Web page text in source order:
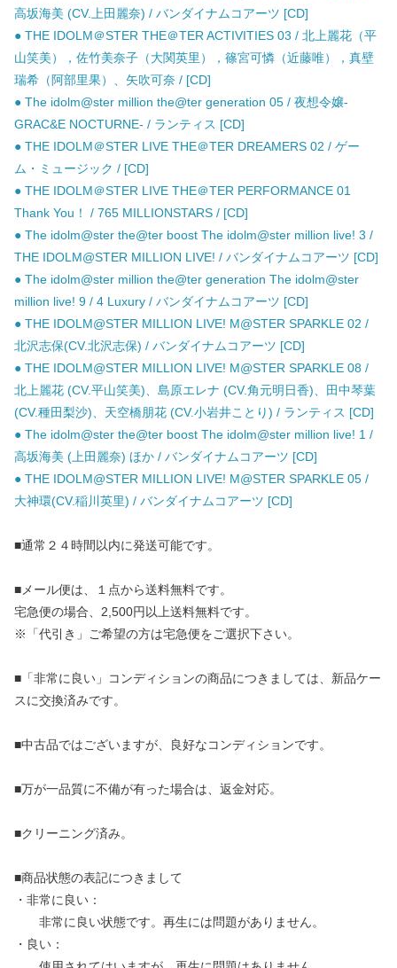
高坂海美 (CV.上田麗奈) / バンダイナムコアーツ [CD]
● THE IDOLM＠STER THE＠TER ACTIVITIES 03 / 北上麗花（平
山笑美），佐竹美奈子（大関英里），篠宮可憐（近藤唯），真壁
瑞希（阿部里果）、矢吹可奈 / [CD]
● The idolm@ster million the@ter generation 05 / 夜想令嬢-
GRAC&E NOCTURNE- / ランティス [CD]
● THE IDOLM＠STER LIVE THE＠TER DREAMERS 02 / ゲー
ム・ミュージック / [CD]
● THE IDOLM＠STER LIVE THE＠TER PERFORMANCE 01
Thank You！ / 765 MILLIONSTARS / [CD]
● The idolm@ster the@ter boost The idolm@ster million live! 3 /
THE IDOLM@STER MILLION LIVE! / バンダイナムコアーツ [CD]
● The idolm@ster million the@ter generation The idolm@ster
million live! 9 / 4 Luxury / バンダイナムコアーツ [CD]
● THE IDOLM@STER MILLION LIVE! M@STER SPARKLE 02 /
北沢志保(CV.北沢志保) / バンダイナムコアーツ [CD]
● THE IDOLM@STER MILLION LIVE! M@STER SPARKLE 08 /
北上麗花 (CV.平山笑美)、島原エレナ (CV.角元明日香)、田中琴葉
(CV.種田梨沙)、天空橋朋花 (CV.小岩井ことり) / ランティス [CD]
● The idolm@ster the@ter boost The idolm@ster million live! 1 /
高坂海美 (上田麗奈) ほか / バンダイナムコアーツ [CD]
● THE IDOLM@STER MILLION LIVE! M@STER SPARKLE 05 /
大神環(CV.稲川英里) / バンダイナムコアーツ [CD]
■通常２４時間以内に発送可能です。
■メール便は、１点から送料無料です。
宅急便の場合、2,500円以上送料無料です。
※「代引き」ご希望の方は宅急便をご選択下さい。
■「非常に良い」コンディションの商品につきましては、新品ケー
スに交換済みです。
■中古品ではございますが、良好なコンディションです。
■万が一品質に不備が有った場合は、返金対応。
■クリーニング済み。
■商品状態の表記につきまして
・非常に良い：
非常に良い状態です。再生には問題がありません。
・良い：